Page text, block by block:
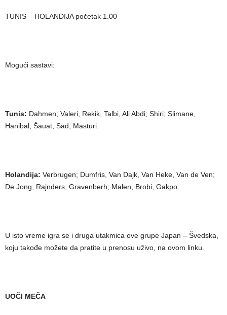
TUNIS – HOLANDIJA početak 1.00
Mogući sastavi:
Tunis: Dahmen; Valeri, Rekik, Talbi, Ali Abdi; Shiri; Slimane,
Hanibal; Šauat, Sad, Masturi.
Holandija: Verbrugen; Dumfris, Van Dajk, Van Heke, Van de Ven;
De Jong, Rajnders, Gravenberh; Malen, Brobi, Gakpo.
U isto vreme igra se i druga utakmica ove grupe Japan – Švedska,
koju takođe možete da pratite u prenosu uživo, na ovom linku.
UOČI MEČA